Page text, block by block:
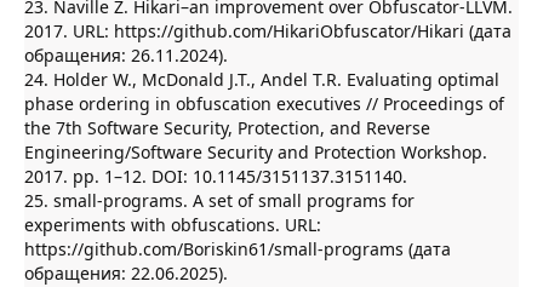
23. Naville Z. Hikari–an improvement over Obfuscator-LLVM.
2017. URL: https://github.com/HikariObfuscator/Hikari (дата
обращения: 26.11.2024).
24. Holder W., McDonald J.T., Andel T.R. Evaluating optimal
phase ordering in obfuscation executives // Proceedings of
the 7th Software Security, Protection, and Reverse
Engineering/Software Security and Protection Workshop.
2017. pp. 1–12. DOI: 10.1145/3151137.3151140.
25. small-programs. A set of small programs for
experiments with obfuscations. URL:
https://github.com/Boriskin61/small-programs (дата
обращения: 22.06.2025).